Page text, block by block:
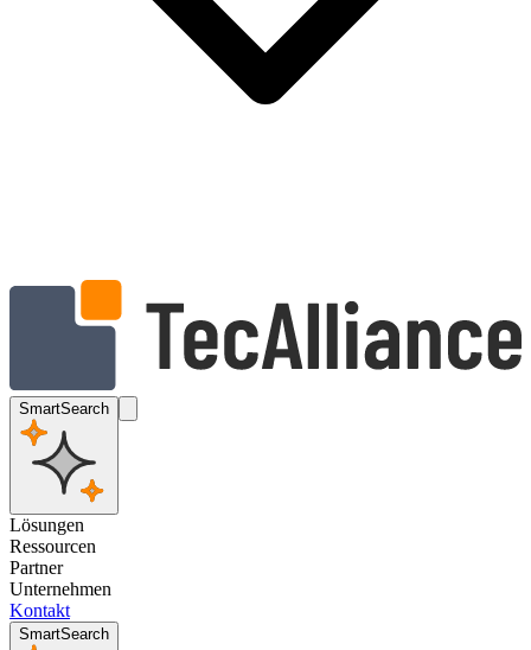
SmartSearch
Lösungen
Ressourcen
Partner
Unternehmen
Kontakt
SmartSearch